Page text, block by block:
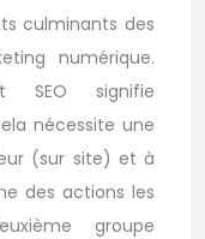
culminants des
numérique.
SEO signifie
nécessite une
(sur site) et à
des actions les
groupe